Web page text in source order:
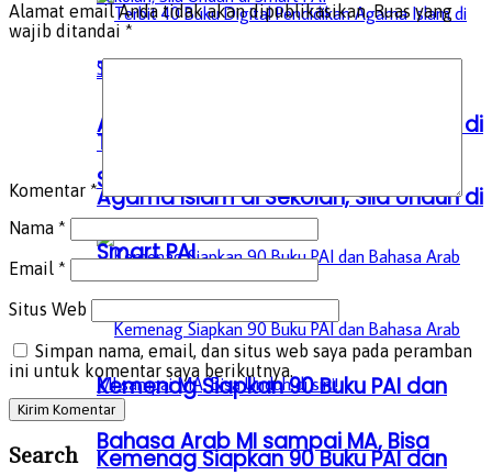
Terbit 40 Buku Digital Pendidikan
Agama Islam di Sekolah, Sila Unduh di
Smart PAI
Kemenag Siapkan 90 Buku PAI dan
Bahasa Arab MI sampai MA, Bisa
Terbit 40 Buku Digital Pendidikan
Agama Islam di Sekolah, Sila Unduh di
Smart PAI
Kemenag Siapkan 90 Buku PAI dan
Alamat email Anda tidak akan dipublikasikan. Ruas yang
wajib ditandai *
Komentar *
Nama *
Email *
Situs Web
Simpan nama, email, dan situs web saya pada peramban
ini untuk komentar saya berikutnya.
Search